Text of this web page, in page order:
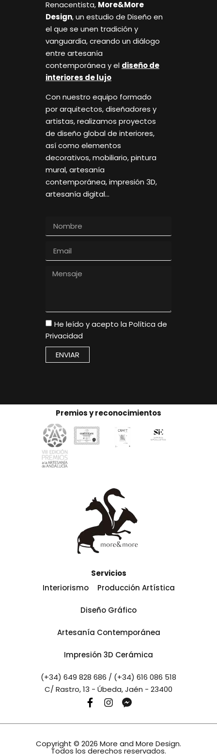
Renacentista, More&More
Design, un estudio de Diseño en
el que se unen tradición y
vanguardia, creando un diálogo
entre artesanía
contemporánea y el diseño de
interiores de lujo
Con nuestro equipo formado
por arquitectos, diseñadores y
artistas, realizamos proyectos
de diseño global de interiores,
así como elementos
decorativos, mobiliario, pintura
mural, artesanía
contemporánea, impresión 3D,
artesanía digital…
He leído y acepto la Política de
Privacidad
ENVIAR
Premios y reconocimientos
Servicios
Interiorismo
Producción Artística
Diseño Gráfico
Artesanía Contemporánea
Impresión 3D Cerámica
(+34) 649 828 686 / (+34) 616 086 518
C/ Rastro, 13 - Úbeda, Jaén - 23400
Copyright © 2026 More and More Design.
Todos los derechos reservados.